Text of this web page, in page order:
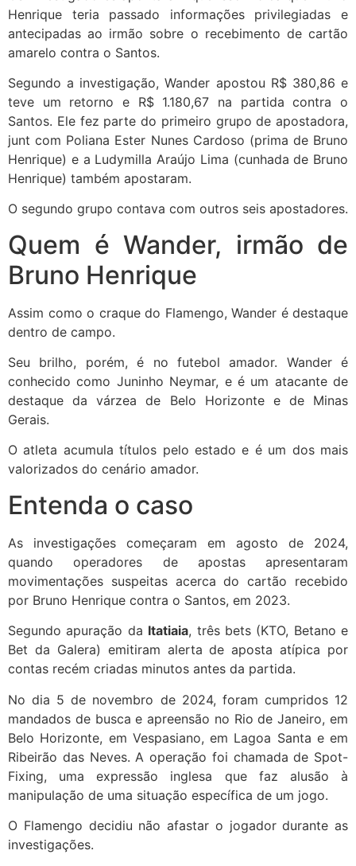
Henrique teria passado informações privilegiadas e
antecipadas ao irmão sobre o recebimento de cartão
amarelo contra o Santos.
Segundo a investigação, Wander apostou R$ 380,86 e
teve um retorno e R$ 1.180,67 na partida contra o
Santos. Ele fez parte do primeiro grupo de apostadora,
junt com Poliana Ester Nunes Cardoso (prima de Bruno
Henrique) e a Ludymilla Araújo Lima (cunhada de Bruno
Henrique) também apostaram.
O segundo grupo contava com outros seis apostadores.
Quem é Wander, irmão de
Bruno Henrique
Assim como o craque do Flamengo, Wander é destaque
dentro de campo.
Seu brilho, porém, é no futebol amador. Wander é
conhecido como Juninho Neymar, e é um atacante de
destaque da várzea de Belo Horizonte e de Minas
Gerais.
O atleta acumula títulos pelo estado e é um dos mais
valorizados do cenário amador.
Entenda o caso
As investigações começaram em agosto de 2024,
quando operadores de apostas apresentaram
movimentações suspeitas acerca do cartão recebido
por Bruno Henrique contra o Santos, em 2023.
Segundo apuração da Itatiaia, três bets (KTO, Betano e
Bet da Galera) emitiram alerta de aposta atípica por
contas recém criadas minutos antes da partida.
No dia 5 de novembro de 2024, foram cumpridos 12
mandados de busca e apreensão no Rio de Janeiro, em
Belo Horizonte, em Vespasiano, em Lagoa Santa e em
Ribeirão das Neves. A operação foi chamada de Spot-
Fixing, uma expressão inglesa que faz alusão à
manipulação de uma situação específica de um jogo.
O Flamengo decidiu não afastar o jogador durante as
investigações.